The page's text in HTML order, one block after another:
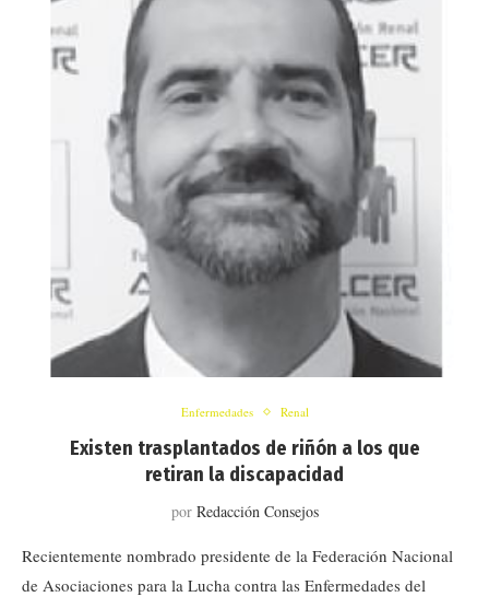
Enfermedades Renal
Existen trasplantados de riñón a los que
retiran la discapacidad
por Redacción Consejos
Recientemente nombrado presidente de la Federación Nacional
de Asociaciones para la Lucha contra las Enfermedades del